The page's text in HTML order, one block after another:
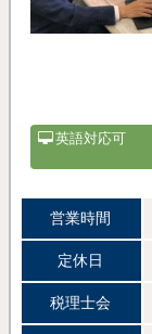
英語対応可
営業時間
定休日
税理士会